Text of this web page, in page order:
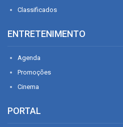
Classificados
ENTRETENIMENTO
Agenda
Promoções
Cinema
PORTAL